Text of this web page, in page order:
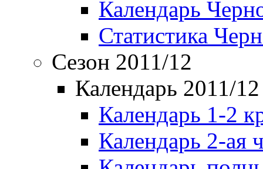
Календарь
Статистика
Сезон 2011/12
Календарь 2011/12
Календарь 1-2
Календарь 2-ая